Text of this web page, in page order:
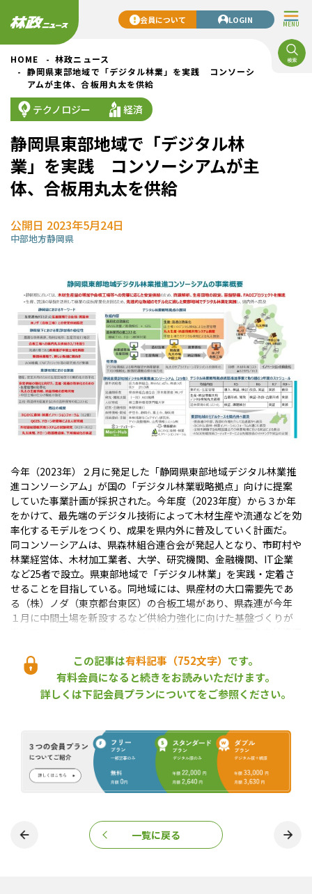
MENU
会員について LOGIN
HOME
林政ニュース
静岡県東部地域で「デジタル林業」を実践 コンソーシ
アムが主体、合板用丸太を供給
テクノロジー 経済
静岡県東部地域で「デジタル林
業」を実践 コンソーシアムが主
体、合板用丸太を供給
公開日 2023年5月24日
中部地方静岡県
今年（2023年）２月に発足した「静岡県東部地域デジタル林業推
進コンソーシアム」が国の「デジタル林業戦略拠点」向けに提案
していた事業計画が採択された。今年度（2023年度）から３か年
をかけて、最先端のデジタル技術によって木材生産や流通などを効
率化するモデルをつくり、成果を県内外に普及していく計画だ。
同コンソーシアムは、県森林組合連合会が発起人となり、市町村や
林業経営体、木材加工業者、大学、研究機関、金融機関、IT企業
など25者で設立。県東部地域で「デジタル林業」を実践・定着さ
せることを目指している。同地域には、県産材の大口需要先であ
る（株）ノダ（東京都台東区）の合板工場があり、県森連が今年
１月に中間土場を新設するなど供給力強化に向けた基盤づくりが
い条件を備えている。
ただし、一層の増産と流通等の効率化を図るためには、デジタル
技術の活用が不可欠であり、国の支援を受けて取り組みを加速化
造林保育の低コスト化、③山土場・中間土場でのデジタル検知に
基づく丸太生産・納品情報共有システムの構築──などの導入と
検証を進め、2025年度までに社会実装することを目指している。
なお、国が今年度の新規事業として指定を進めている「デジタル
が採択された。同拠点の整備に投じる国の予算総額は１億2,000万
円で、同地域には3,700万円が配分される。
（2023年４月13日取材）
この記事は有料記事（752文字） です。
有料会員になると続きをお読みいただけます。
詳しくは下記会員プランについてをご参照ください。
一覧に戻る